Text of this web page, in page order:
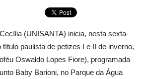
(UNISANTA) inicia, nesta sexta-
título paulista de petizes I e II de inverno,
Oswaldo Lopes Fiore), programada
Baby Barioni, no Parque da Água